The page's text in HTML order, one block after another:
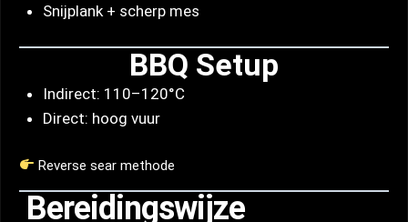
Snijplank + scherp mes
BBQ Setup
Indirect: 110–120°C
Direct: hoog vuur
Reverse sear methode
Bereidingswijze